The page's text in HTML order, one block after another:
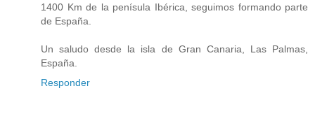
1400 Km de la penísula Ibérica, seguimos formando parte
de España.
Un saludo desde la isla de Gran Canaria, Las Palmas,
España.
Responder